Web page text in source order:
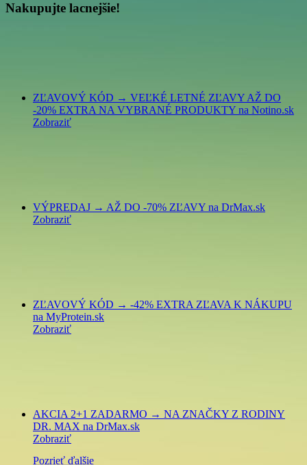
Nakupujte lacnejšie!
ZĽAVOVÝ KÓD → VEĽKÉ LETNÉ ZĽAVY AŽ DO
-20% EXTRA NA VYBRANÉ PRODUKTY na Notino.sk
Zobraziť
VÝPREDAJ → AŽ DO -70% ZĽAVY na DrMax.sk
Zobraziť
ZĽAVOVÝ KÓD → -42% EXTRA ZĽAVA K NÁKUPU
na MyProtein.sk
Zobraziť
AKCIA 2+1 ZADARMO → NA ZNAČKY Z RODINY
DR. MAX na DrMax.sk
Zobraziť
Pozrieť ďalšie